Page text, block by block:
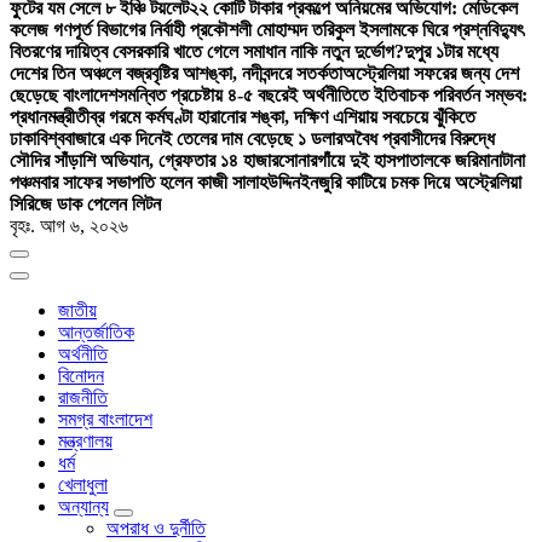
ফুটের যম সেলে ৮ ইঞ্চি টয়লেট২২ কোটি টাকার প্রকল্পে অনিয়মের অভিযোগ: মেডিকেল
কলেজ গণপূর্ত বিভাগের নির্বাহী প্রকৌশলী মোহাম্মদ তরিকুল ইসলামকে ঘিরে প্রশ্নবিদ্যুৎ
বিতরণের দায়িত্ব বেসরকারি খাতে গেলে সমাধান নাকি নতুন দুর্ভোগ?দুপুর ১টার মধ্যে
দেশের তিন অঞ্চলে বজ্রবৃষ্টির আশঙ্কা, নদীবন্দরে সতর্কতাঅস্ট্রেলিয়া সফরের জন্য দেশ
ছেড়েছে বাংলাদেশসমন্বিত প্রচেষ্টায় ৪-৫ বছরেই অর্থনীতিতে ইতিবাচক পরিবর্তন সম্ভব:
প্রধানমন্ত্রীতীব্র গরমে কর্মঘণ্টা হারানোর শঙ্কা, দক্ষিণ এশিয়ায় সবচেয়ে ঝুঁকিতে
ঢাকাবিশ্ববাজারে এক দিনেই তেলের দাম বেড়েছে ১ ডলারঅবৈধ প্রবাসীদের বিরুদ্ধে
সৌদির সাঁড়াশি অভিযান, গ্রেফতার ১৪ হাজারসোনারগাঁয়ে দুই হাসপাতালকে জরিমানাটানা
পঞ্চমবার সাফের সভাপতি হলেন কাজী সালাহউদ্দিনইনজুরি কাটিয়ে চমক দিয়ে অস্ট্রেলিয়া
সিরিজে ডাক পেলেন লিটন
বৃহঃ. আগ ৬, ২০২৬
জাতীয়
আন্তর্জাতিক
অর্থনীতি
বিনোদন
রাজনীতি
সমগ্র বাংলাদেশ
মন্ত্রণালয়
ধর্ম
খেলাধুলা
অন্যান্য
অপরাধ ও দুর্নীতি